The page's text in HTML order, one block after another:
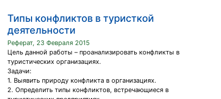
Типы конфликтов в туристкой
деятельности
Реферат, 23 Февраля 2015
Цель данной работы – проанализировать конфликты в
туристических организациях.
Задачи:
1. Выявить природу конфликта в организациях.
2. Определить типы конфликтов, встречающиеся в